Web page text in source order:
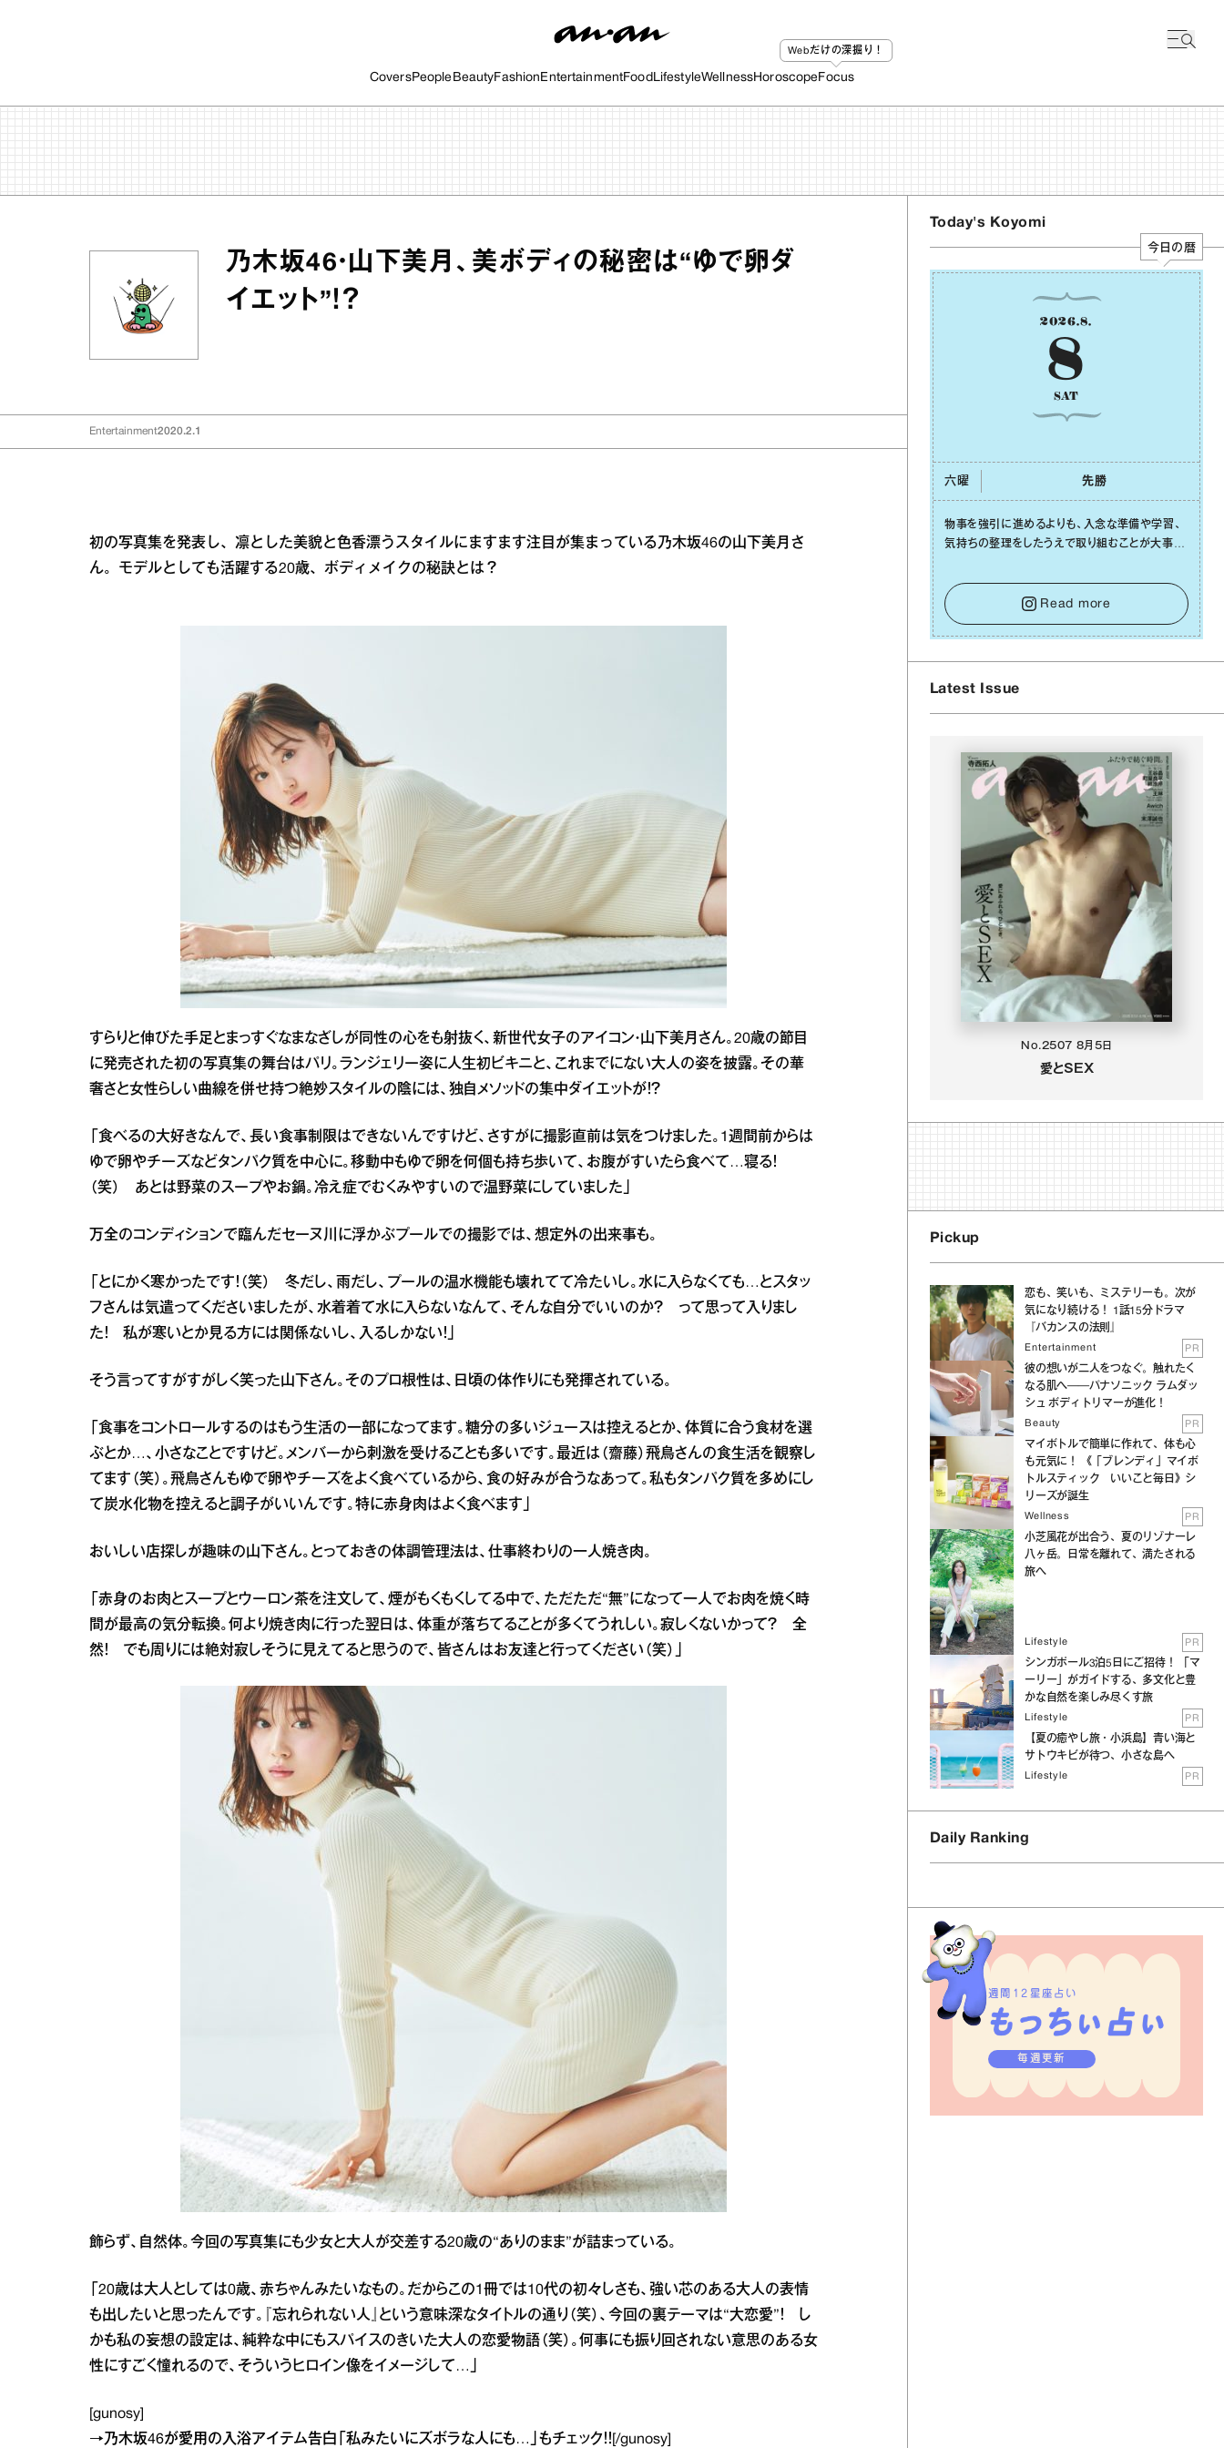
CoversPeople BeautyFashion EntertainmentFood LifestyleWellnessHoroscope
Webだけの深掘り！
Focus
乃木坂46・山下美月、美ボディの秘密は“ゆで卵ダ
イエット”！？
Entertainment2020.2.1
初の写真集を発表し、凛とした美貌と色香漂うスタイルにますます注目が集まっている乃木坂46の山下美月さ
ん。モデルとしても活躍する20歳、ボディメイクの秘訣とは？
すらりと伸びた手足とまっすぐなまなざしが同性の心をも射抜く、新世代女子のアイコン・山下美月さん。20歳の節目
に発売された初の写真集の舞台はパリ。ランジェリー姿に人生初ビキニと、これまでにない大人の姿を披露。その華
奢さと女性らしい曲線を併せ持つ絶妙スタイルの陰には、独自メソッドの集中ダイエットが！？
「食べるの大好きなんで、長い食事制限はできないんですけど、さすがに撮影直前は気をつけました。1週間前からは
ゆで卵やチーズなどタンパク質を中心に。移動中もゆで卵を何個も持ち歩いて、お腹がすいたら食べて…寝る！
（笑） あとは野菜のスープやお鍋。冷え症でむくみやすいので温野菜にしていました」
万全のコンディションで臨んだセーヌ川に浮かぶプールでの撮影では、想定外の出来事も。
「とにかく寒かったです！（笑） 冬だし、雨だし、プールの温水機能も壊れてて冷たいし。水に入らなくても…とスタッ
フさんは気遣ってくださいましたが、水着着て水に入らないなんて、そんな自分でいいのか？ って思って入りまし
た！ 私が寒いとか見る方には関係ないし、入るしかない！」
そう言ってすがすがしく笑った山下さん。そのプロ根性は、日頃の体作りにも発揮されている。
「食事をコントロールするのはもう生活の一部になってます。糖分の多いジュースは控えるとか、体質に合う食材を選
ぶとか…、小さなことですけど。メンバーから刺激を受けることも多いです。最近は（齋藤）飛鳥さんの食生活を観察し
てます（笑）。飛鳥さんもゆで卵やチーズをよく食べているから、食の好みが合うなあって。私もタンパク質を多めにし
て炭水化物を控えると調子がいいんです。特に赤身肉はよく食べます」
おいしい店探しが趣味の山下さん。とっておきの体調管理法は、仕事終わりの一人焼き肉。
「赤身のお肉とスープとウーロン茶を注文して、煙がもくもくしてる中で、ただただ“無”になって一人でお肉を焼く時
間が最高の気分転換。何より焼き肉に行った翌日は、体重が落ちてることが多くてうれしい。寂しくないかって？ 全
然！ でも周りには絶対寂しそうに見えてると思うので、皆さんはお友達と行ってください（笑）」
飾らず、自然体。今回の写真集にも少女と大人が交差する20歳の“ありのまま”が詰まっている。
「20歳は大人としては0歳、赤ちゃんみたいなもの。だからこの1冊では10代の初々しさも、強い芯のある大人の表情
も出したいと思ったんです。『忘れられない人』という意味深なタイトルの通り（笑）、今回の裏テーマは“大恋愛”！ し
かも私の妄想の設定は、純粋な中にもスパイスのきいた大人の恋愛物語（笑）。何事にも振り回されない意思のある女
性にすごく憧れるので、そういうヒロイン像をイメージして…」
[gunosy]
→乃木坂46が愛用の入浴アイテム告白「私みたいにズボラな人にも…」 もチェック！！[/gunosy]
Today's Koyomi
今日の暦
2026.8.
8
SAT
六曜 先勝
物事を強引に進めるよりも、⼊念な準備や学習、
気持ちの整理をしたうえで取り組むことが⼤事な
も焦らないで。意思を伝える⼯夫をしたり、あなた
⾃⾝や疲れていそうな⼈をいたわることに時間を
使いましょう。ここでしっかりとエネルギーを蓄
え、困難を乗り越える⼒に変えましょう。
Read more
Latest Issue
No.2507 8月5日
愛とSEX
Pickup
恋も、笑いも、ミステリーも。次が
気になり続ける！ 1話15分ドラマ
『バカンスの法則』
Entertainment PR
彼の想いが二人をつなぐ。触れたく
なる肌へ──パナソニック ラムダッ
シュ ボディトリマーが進化！
Beauty PR
マイボトルで簡単に作れて、体も心
も元気に！ 《「ブレンディ」マイボ
トルスティック いいこと毎日》シ
リーズが誕生
Wellness PR
小芝風花が出合う、夏のリゾナーレ
八ヶ岳。日常を離れて、満たされる
旅へ
Lifestyle PR
シンガポール3泊5日にご招待！ 「マ
ーリー」がガイドする、多文化と豊
かな自然を楽しみ尽くす旅
Lifestyle PR
【夏の癒やし旅・小浜島】青い海と
サトウキビが待つ、小さな島へ
Lifestyle PR
Daily Ranking
週間12星座占い
毎週更新